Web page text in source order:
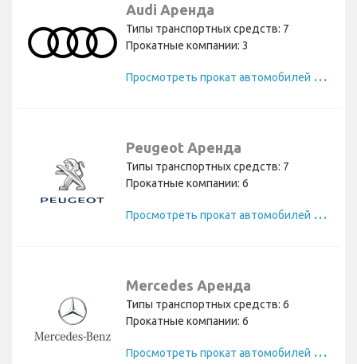
Audi Аренда
Типы транспортных средств: 7
Прокатные компании: 3
П
росмотреть прокат автомобилей Audi
Peugeot Аренда
Типы транспортных средств: 7
Прокатные компании: 6
П
росмотреть прокат автомобилей Peugeot
Mercedes Аренда
Типы транспортных средств: 6
Прокатные компании: 6
П
росмотреть прокат автомобилей Mercedes